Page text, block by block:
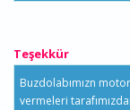
Teşekkür
Buzdolabımızn
vermeleri